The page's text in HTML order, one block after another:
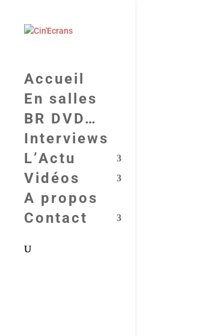
Accueil
En salles
BR DVD…
Interviews
L’Actu
Vidéos
A propos
Contact